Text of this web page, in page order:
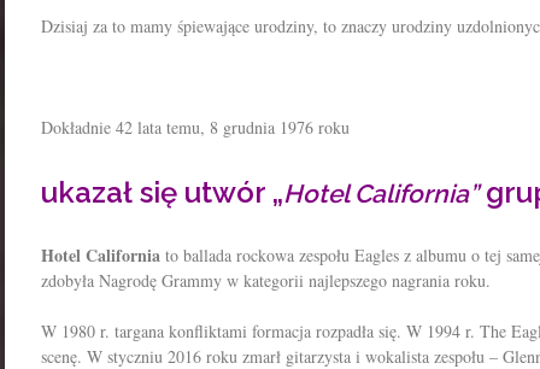
Dzisiaj za to mamy śpiewające urodziny, to znaczy urodziny
Dokładnie 42 lata temu, 8 grudnia 1976 roku
ukazał się utwór „Hotel California”
Hotel California to ballada rockowa zespołu Eagles z albumu o tej
zdobyła Nagrodę Grammy w kategorii najlepszego nagrania roku.
W 1980 r. targana konfliktami formacja rozpadła się. W 1994 r. The
scenę. W styczniu 2016 roku zmarł gitarzysta i wokalista zespołu –